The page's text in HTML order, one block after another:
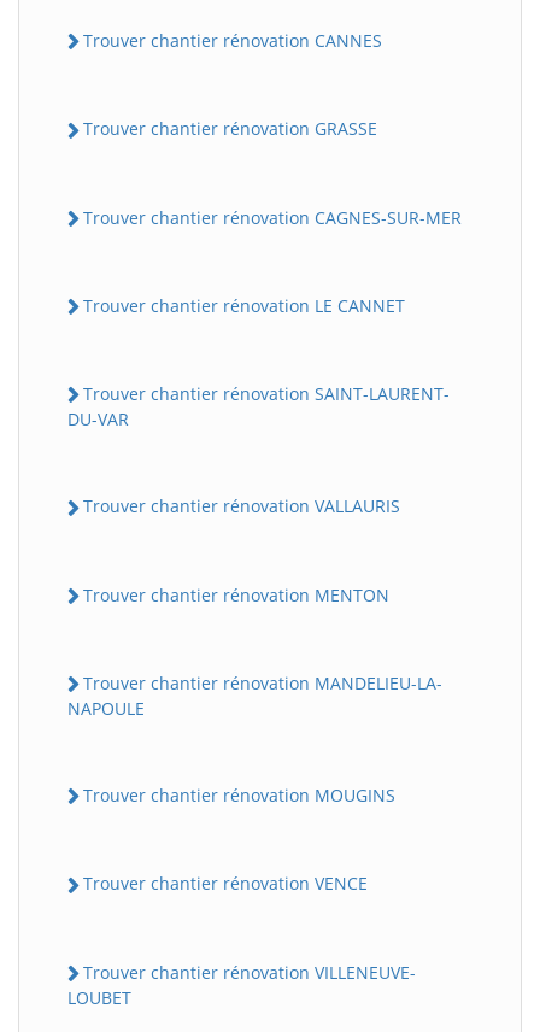
Trouver chantier rénovation CANNES
Trouver chantier rénovation GRASSE
Trouver chantier rénovation CAGNES-SUR-MER
Trouver chantier rénovation LE CANNET
Trouver chantier rénovation SAINT-LAURENT-
DU-VAR
Trouver chantier rénovation VALLAURIS
Trouver chantier rénovation MENTON
Trouver chantier rénovation MANDELIEU-LA-
NAPOULE
Trouver chantier rénovation MOUGINS
Trouver chantier rénovation VENCE
Trouver chantier rénovation VILLENEUVE-
LOUBET